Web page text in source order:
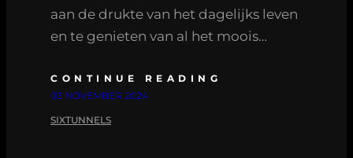
aan de drukte van het dagelijks leven
en te genieten van al het moois…
CONTINUE READING
03 NOVEMBER 2024
SIXTUNNELS